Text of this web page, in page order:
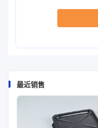
最近销售